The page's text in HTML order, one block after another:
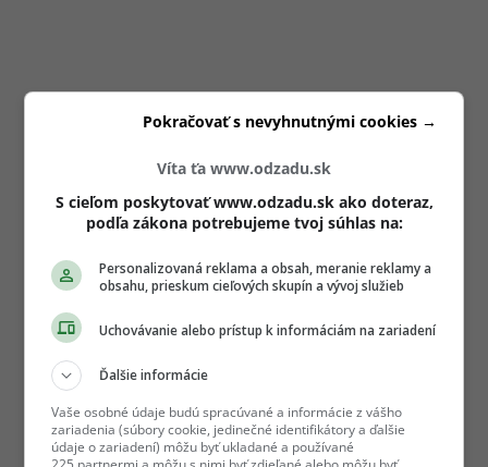
Víta ťa www.odzadu.sk
S cieľom poskytovať www.odzadu.sk ako doteraz,
podľa zákona potrebujeme tvoj súhlas na:
Personalizovaná reklama a obsah, meranie reklamy a
obsahu, prieskum cieľových skupín a vývoj služieb
Uchovávanie alebo prístup k informáciám na zariadení
Ďalšie informácie
Vaše osobné údaje budú spracúvané a informácie z vášho
zariadenia (súbory cookie, jedinečné identifikátory a ďalšie
údaje o zariadení) môžu byť ukladané a používané
Pokračovať s nevyhnutnými cookies →